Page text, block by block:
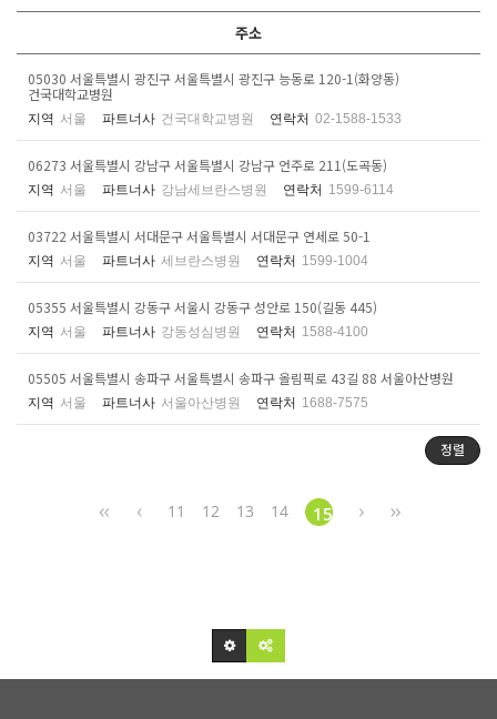
주소
05030 서울특별시 광진구 서울특별시 광진구 능동로 120-1(화양동)
건국대학교병원
지역 서울 파트너사 건국대학교병원 연락처 02-1588-1533
06273 서울특별시 강남구 서울특별시 강남구 언주로 211(도곡동)
지역 서울 파트너사 강남세브란스병원 연락처 1599-6114
03722 서울특별시 서대문구 서울특별시 서대문구 연세로 50-1
지역 서울 파트너사 세브란스병원 연락처 1599-1004
05355 서울특별시 강동구 서울시 강동구 성안로 150(길동 445)
지역 서울 파트너사 강동성심병원 연락처 1588-4100
05505 서울특별시 송파구 서울특별시 송파구 올림픽로 43길 88 서울아산병원
지역 서울 파트너사 서울아산병원 연락처 1688-7575
정렬
11 12 13 14 15